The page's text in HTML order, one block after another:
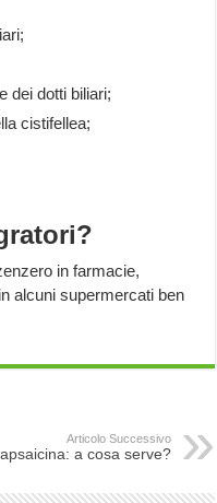
dei dotti biliari;
cistifellea;
in farmacie,
alcuni supermercati ben
Articolo Successivo
a cosa serve?